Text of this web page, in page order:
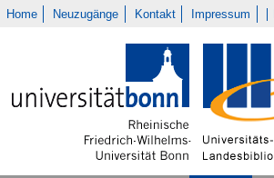
Home Neuzugänge Kontakt Impressum